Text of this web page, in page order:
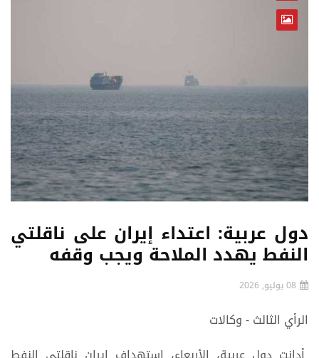
دول عربية: اعتداء إيران على ناقلتي
النفط يهدد الملاحة ويجب وقفه
08 يوليو, 2026
الرأي الثالث - وكالات